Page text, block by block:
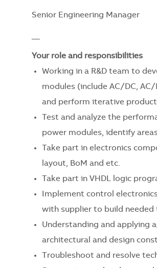
Senior Engineering Manager
Your role and responsibilities
Working in a R&D team to
modules (include AC/DC,
and perform iterative
Test and analyze the
power modules, identify
Take part in electronics
layout, BoM and etc.
Take part in VHDL logic
Implement control
with supplier to build needed
Understanding and applying
architectural and design
Troubleshoot and resolve